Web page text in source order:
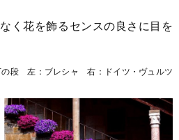
く花を飾るセンスの良さに目を
の段 左：ブレシャ 右：ドイツ・ヴュルツ